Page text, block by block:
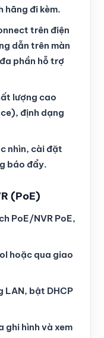
hãng đi kèm.
trên điện
dẫn trên màn
phần hỗ trợ
lượng cao
định dạng
nhìn, cài đặt
báo đẩy.
(PoE)
PoE/NVR PoE,
hoặc qua giao
LAN, bật DHCP
ghi hình và xem